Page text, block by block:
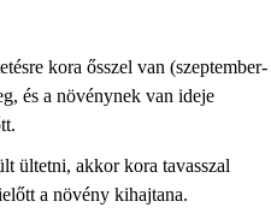
kora ősszel van (szeptember-
és a növénynek van ideje
ültetni, akkor kora tavasszal
a növény kihajtana.